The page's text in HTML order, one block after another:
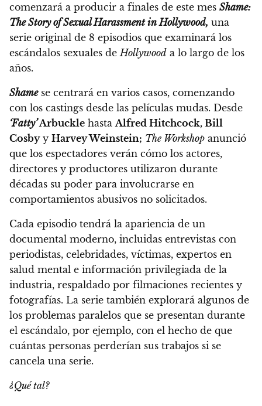
comenzará a producir a finales de este mes Shame:
The Story of Sexual Harassment in Hollywood, una
serie original de 8 episodios que examinará los
escándalos sexuales de Hollywood a lo largo de los
años.
Shamese centrará en varios casos, comenzando
con los castings desde las películas mudas. Desde
‘Fatty’Arbuckle hasta Alfred Hitchcock, Bill
Cosbyy Harvey Weinstein; The Workshop anunció
que los espectadores verán cómo los actores,
directores y productores utilizaron durante
décadas su poder para involucrarse en
comportamientos abusivos no solicitados.
Cada episodio tendrá la apariencia de un
documental moderno, incluidas entrevistas con
periodistas, celebridades, víctimas, expertos en
salud mental e información privilegiada de la
industria, respaldado por filmaciones recientes y
fotografías. La serie también explorará algunos de
los problemas paralelos que se presentan durante
el escándalo, por ejemplo, con el hecho de que
cuántas personas perderían sus trabajos si se
cancela una serie.
¿Qué tal?